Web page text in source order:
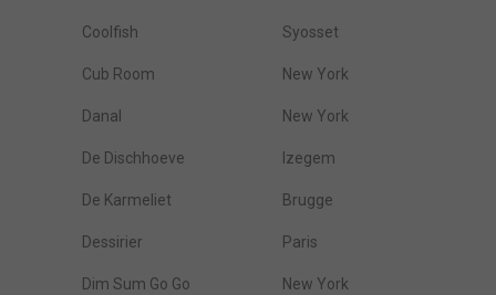
Coolfish Syosset
Cub Room New York
Danal New York
De Dischhoeve Izegem
De Karmeliet Brugge
Dessirier Paris
Dim Sum Go Go New York